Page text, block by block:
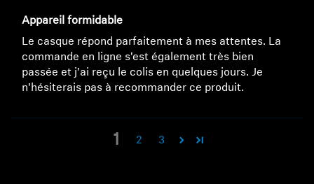
Appareil formidable
Le casque répond parfaitement à mes attentes. La
commande en ligne s'est également très bien
passée et j'ai reçu le colis en quelques jours. Je
n'hésiterais pas à recommander ce produit.
1 2 3